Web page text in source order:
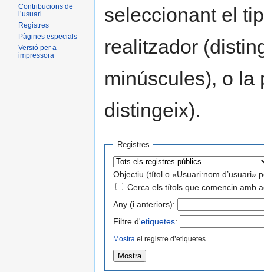
seleccionant el
realitzador
minúscules), o la
distingeix).
Registres
Objectiu (títol o «Usuari:nom d’usuari»
Cerca els títols que comencin amb
Any (i anteriors):
Filtre d'etiquetes:
Mostra el registre d’etiquetes
Contribucions de
l’usuari
Registres
Pàgines especials
Versió per a
impressora